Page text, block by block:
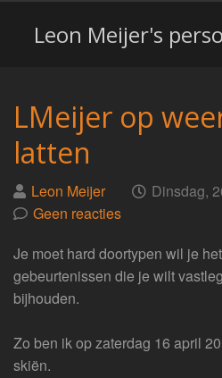
Leon Meijer's
LMeijer op
latten
Geplaatst
door
Leon Meijer op Dinsdag,
Geen reacties
Je moet hard doortypen wil je
gebeurtenissen die je wilt
bijhouden.
Zo ben ik op zaterdag 16 april
skiën.